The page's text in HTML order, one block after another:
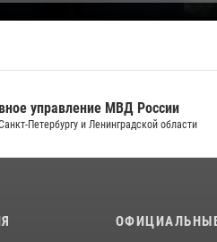
управление МВД России
Петербургу и Ленинградской области